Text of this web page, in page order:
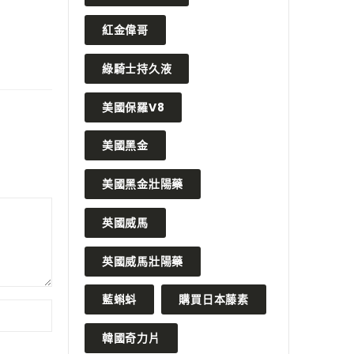
紅金偉哥
綠騎士持久液
美國保羅V8
美國黑金
美國黑金壯陽藥
英國威馬
英國威馬壯陽藥
藍蝌蚪 購買日本藤素
韓國奇力片